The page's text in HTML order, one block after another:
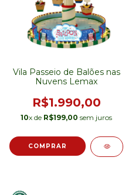
Vila Passeio de Balões nas
Nuvens Lemax
R$1.990,00
10x de R$199,00 sem juros